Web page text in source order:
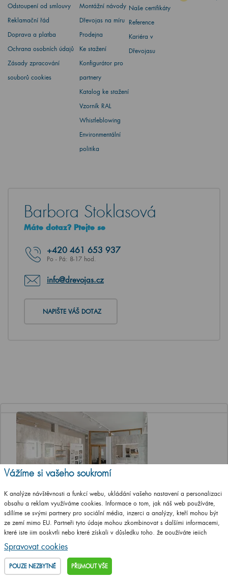
Odstoupení od smlouvy
Reklamační řád
Doprava a platba
Ochrana osobních údajů
Zásady zpracování
souborů cookies
Montážní návody
Dřevojas na míru
Prodejna
Ke stažení
Konfigurátor pro
partnery
Katalog ke stažení
Vzorník RAL
Whistleblowing
Environmentální
politika
Naše certifikáty
Reference
Kariéra v
Dřevojasu
Barbora Stoklasová
Máte dotaz? Ptejte se
+420 461 653 937
Po - Pá: 8-17 hod.
info@drevojas.cz
NAPIŠTE VÁŠ DOTAZ
Jediná značková prodejna Dřevojasu v ČR
Otevírací doba
Út a Čt ZAVŘENO
Adresa prodejny
Vážíme si vašeho soukromí
K analýze návštěvnosti a funkcí webu, ukládání vašeho nastavení a personalizaci
obsahu a reklam využíváme cookies. Informace o tom, jak náš web používáte,
sdílíme se svými partnery pro sociální média, inzerci a analýzy, kteří mohou být
ze zemí mimo EU. Partneři tyto údaje mohou zkombinovat s dalšími informacemi,
které jste jim poskytli nebo které získali v důsledku toho, že používáte jejich
služby.
Podrobné informace
Spravovat cookies
POUZE NEZBYTNÉ PŘIJMOUT VŠE